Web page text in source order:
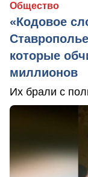
Общество
«Кодовое
которые
миллионов
Их брали с